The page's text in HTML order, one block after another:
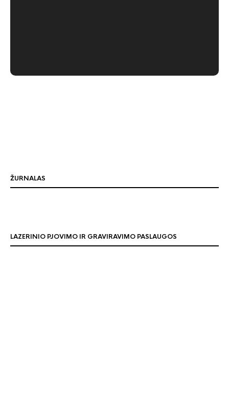
ŽURNALAS
LAZERINIO PJOVIMO IR GRAVIRAVIMO PASLAUGOS